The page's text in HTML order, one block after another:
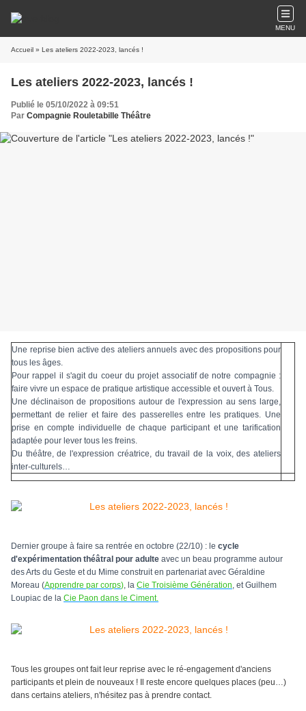
MENU
Accueil » Les ateliers 2022-2023, lancés !
Les ateliers 2022-2023, lancés !
Publié le 05/10/2022 à 09:51
Par Compagnie Rouletabille Théâtre
Une reprise bien active des ateliers annuels avec des propositions pour
tous les âges.
Pour rappel il s'agit du coeur du projet associatif de notre compagnie :
faire vivre un espace de pratique artistique accessible et ouvert à Tous.
Une déclinaison de propositions autour de l'expression au sens large,
permettant de relier et faire des passerelles entre les pratiques. Une
prise en compte individuelle de chaque participant et une tarification
adaptée pour lever tous les freins.
Du théâtre, de l'expression créatrice, du travail de la voix, des ateliers
inter-culturels…
Dernier groupe à faire sa rentrée en octobre (22/10) : le cycle
d'expérimentation théâtral pour adulte avec un beau programme autour
des Arts du Geste et du Mime construit en partenariat avec Géraldine
Moreau (Apprendre par corps), la Cie Troisième Génération, et Guilhem
Loupiac de la Cie Paon dans le Ciment.
Tous les groupes ont fait leur reprise avec le ré-engagement d'anciens
participants et plein de nouveaux ! Il reste encore quelques places (peu…)
dans certains ateliers, n'hésitez pas à prendre contact.